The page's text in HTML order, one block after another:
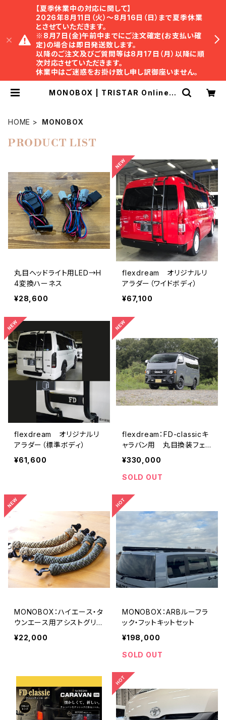
【夏季休業中の対応に関して】
2026年8月11日（火）〜8月16日（日）まで夏季休業
とさせていただきます。
※8月7日(金)午前中までにご注文確定(お支払い確
定)の場合は即日発送致します。
以降のご注文及びご質問等は8月17日（月）以降に順
次対応させていただきます。
休業中はご迷惑をお掛け致し申し訳御座いません。
MONOBOX | TRISTAR Online S
HOME
MONOBOX
PRODUCT LIST
丸目ヘッドライト用LED→H
4変換ハーネス
¥28,600
flexdream オリジナルリ
アラダー（ワイドボディ）
¥67,100
flexdream オリジナルリ
アラダー（標準ボディ）
¥61,600
flexdream：FD-classicキ
ャラバン用 丸目換装フェイ
スキット
¥330,000
SOLD OUT
MONOBOX：ハイエース・タ
ウンエース用アシストグリッ
プ2本SET
¥22,000
MONOBOX：ARBルーフラ
ック・フットキットセット
¥198,000
SOLD OUT